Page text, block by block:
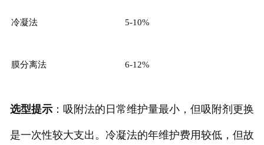
冷凝法 5-10%
膜分离法 6-12%
选型提示：吸附法的日常维护量最小，但吸附剂更换
是一次性较大支出。冷凝法的年维护费用较低，但故